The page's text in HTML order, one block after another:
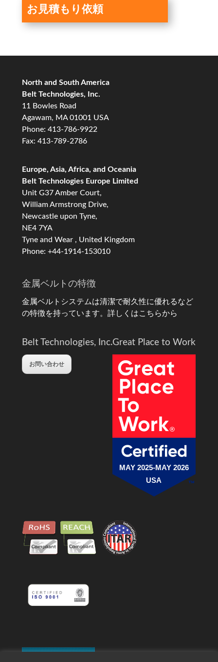
お見積もり依頼
North and South America
Belt Technologies, Inc.
11 Bowles Road
Agawam, MA 01001 USA
Phone: 413-786-9922
Fax: 413-789-2786
Europe, Asia, Africa, and Oceania
Belt Technologies Europe Limited
Unit G37 Amber Court,
William Armstrong Drive,
Newcastle upon Tyne,
NE4 7YA
Tyne and Wear , United Kingdom
Phone: +44-1914-153010
金属ベルトの特徴
金属ベルトシステムは清潔で耐久性に優れるなど
の特徴を持っています。 詳しくはこちらから
Belt Technologies, Inc.
お問い合わせ
Great Place to Work
MAY 2025-MAY 2026
USA